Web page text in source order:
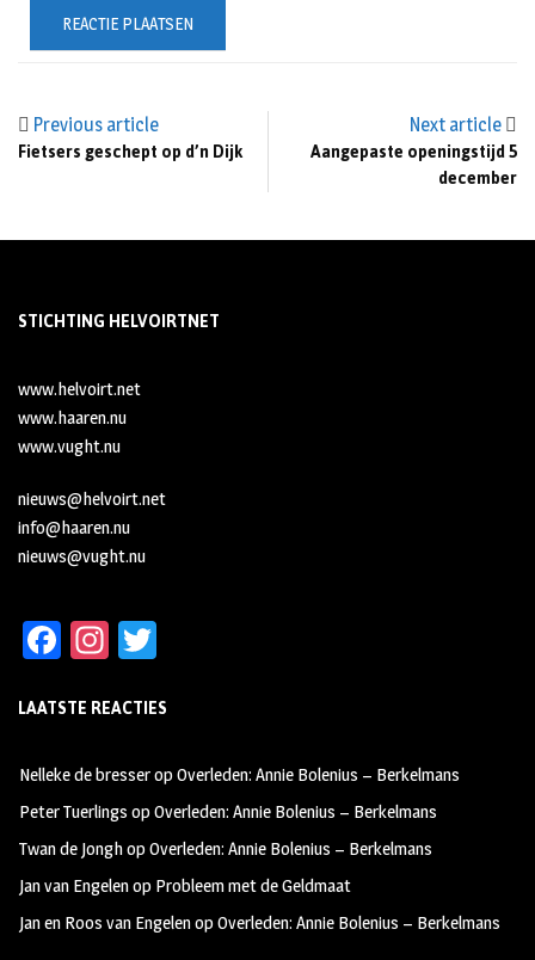
Previous article
Fietsers geschept op d’n Dijk
Next article
Aangepaste openingstijd 5
december
STICHTING HELVOIRTNET
www.helvoirt.net
www.haaren.nu
www.vught.nu
nieuws@helvoirt.net
info@haaren.nu
nieuws@vught.nu
Fa
b
oo
k
In
ag
m
tt
LAATSTE REACTIES
Nelleke de bresseropOverleden: Annie Bolenius – Berkelmans
Peter Tuerlings opOverleden: Annie Bolenius – Berkelmans
Twan de JonghopOverleden: Annie Bolenius – Berkelmans
Jan van Engelenop Probleem met de Geldmaat
Jan en Roos van EngelenopOverleden: Annie Bolenius – Berkelmans